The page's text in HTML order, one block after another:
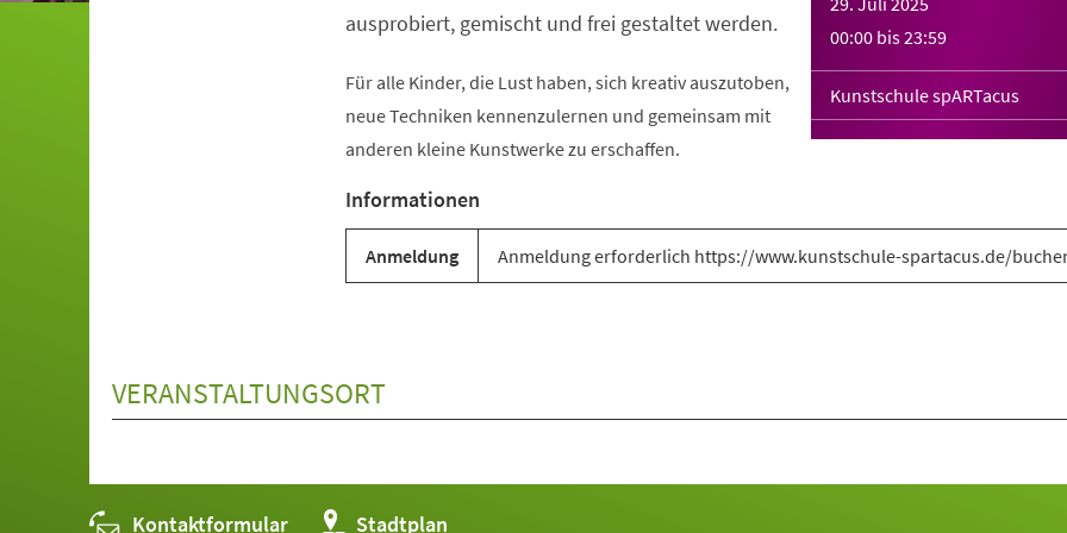
00:00 bis23:59
Kunstschule spARTacus
ausprobiert, gemischt und frei gestaltet werden.
Für alle Kinder, die Lust haben, sich kreativ auszutoben,
neue Techniken kennenzulernen und gemeinsam mit
anderen kleine Kunstwerke zu erschaffen.
Informationen
Anmeldung Anmeldung erforderlich https://www.kunstschule-spartacus.de/
VERANSTALTUNGSORT
Kontaktformular Stadtplan
(Öffnet